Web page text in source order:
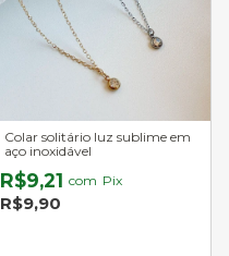
Colar solitário luz sublime em
aço inoxidável
R$9,21 com Pix
R$9,90